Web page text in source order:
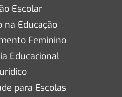
Escolar
na Educação
Feminino
Educacional
para Escolas